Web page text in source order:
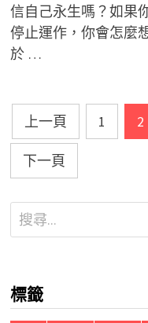
信自己永生嗎？如果
停止運作，你會怎麼
於 …
文
章
導
覽
上一頁 1 2
下一頁
搜
尋
字:
標籤